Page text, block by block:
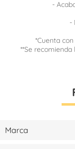
-
-
*Cuenta
**Se
Marca